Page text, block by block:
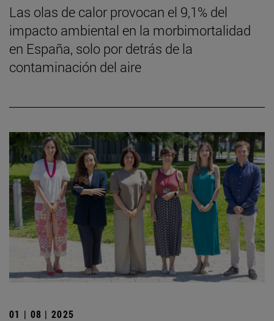
Las olas de calor provocan el 9,1% del
impacto ambiental en la morbimortalidad
en España, solo por detrás de la
contaminación del aire
01 | 08 | 2025